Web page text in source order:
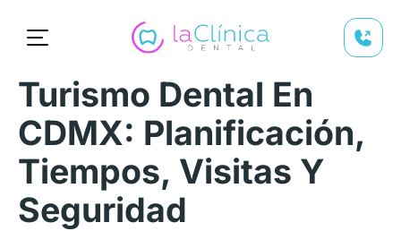
Turismo Dental En
CDMX: Planificación,
Tiempos, Visitas Y
Seguridad